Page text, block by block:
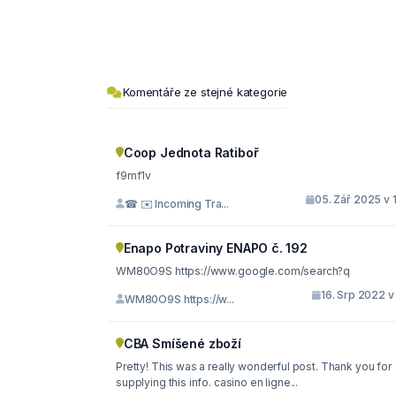
Komentáře ze stejné kategorie
Coop Jednota Ratiboř
f9mf1v
☎ ✉️ Incoming Tra... 05. Zář 2025 v
Enapo Potraviny ENAPO č. 192
WM80O9S https://www.google.com/search?q
WM80O9S https://w... 16. Srp 2022 v
CBA Smíšené zboží
Pretty! This was a really wonderful post. Thank you for
supplying this info. casino en ligne...